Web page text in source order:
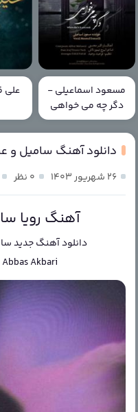
مسعود اسماعیلی -
دگر چه می خواهی
علی
دانلود آهنگ سامیل و
۲۶ شهریور ۱۴۰۳ ۰ نظر
آهنگ رویا
دانلود آهنگ جدید
Akbari